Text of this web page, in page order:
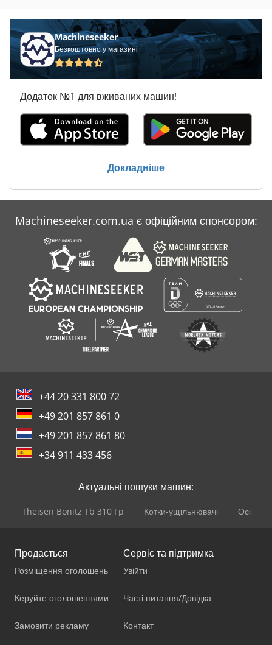
Machineseeker
Безкоштовно у магазині
Додаток №1 для вживаних машин!
Докладніше
Machineseeker.com.ua є офіційним спонсором:
+44 20 331 800 72
+49 201 857 861 0
+49 201 857 861 80
+34 911 433 456
Актуальні пошуки машин:
Theisen Bonitz Tb 310 Fp Котки-ущільнювачі Осі
Продається
Розміщення оголошень
Керуйте оголошеннями
Замовити рекламу
Сервіс та підтримка
Увійти
Часті питання/Довідка
Контакт